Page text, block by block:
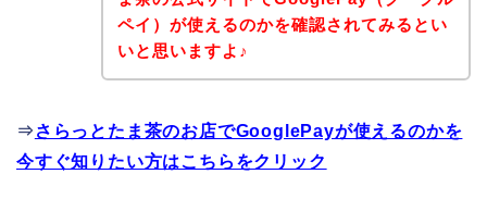
ペイ）が使えるのかを確認されてみるとい
いと思いますよ♪
⇒ さらっとたま茶のお店でGooglePayが使えるのかを
今すぐ知りたい方はこちらをクリック